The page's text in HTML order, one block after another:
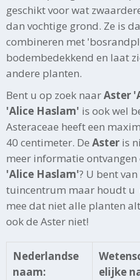
geschikt voor wat
dan vochtige grond. Ze is
combineren met
bodembedekkend en laat
andere planten.
Bent u op zoek naarAster
'Alice Haslam' is ook wel
Asteraceae heeft een
40 centimeter. De Aster is
meer informatie ontvangen
'Alice Haslam'? U bent
tuincentrum maar houdt
mee dat niet alle planten
ook de Aster niet!
Nederlandse
naam:
elijke